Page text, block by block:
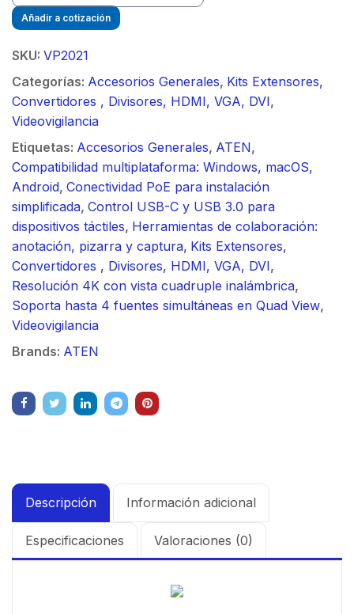
Añadir a cotización
SKU: VP2021
Categorías: Accesorios Generales, Kits Extensores,
Convertidores , Divisores, HDMI, VGA, DVI,
Videovigilancia
Etiquetas: Accesorios Generales, ATEN,
Compatibilidad multiplataforma: Windows, macOS,
Android, Conectividad PoE para instalación
simplificada, Control USB-C y USB 3.0 para
dispositivos táctiles, Herramientas de colaboración:
anotación, pizarra y captura, Kits Extensores,
Convertidores , Divisores, HDMI, VGA, DVI,
Resolución 4K con vista cuadruple inalámbrica,
Soporta hasta 4 fuentes simultáneas en Quad View,
Videovigilancia
Brands: ATEN
Descripción Información adicional
Especificaciones Valoraciones (0)